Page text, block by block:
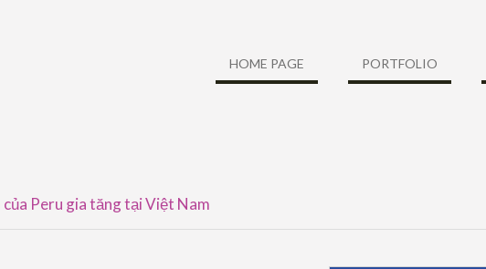
HOME PAGE PORTFOLIO
Peru gia tăng tại Việt Nam